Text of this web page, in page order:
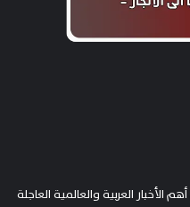
الأخبار العربية والعالمية العاجلة